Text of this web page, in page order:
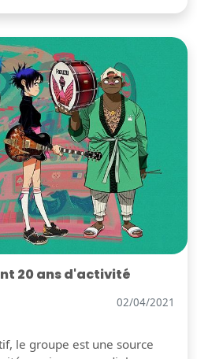
20 ans d'activité
02/04/2021
le groupe est une source